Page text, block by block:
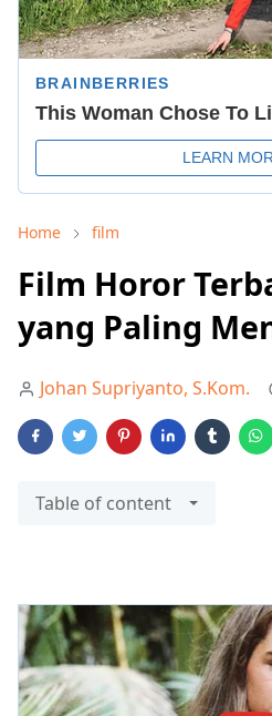
Home film
Film Horor
yang Paling
Johan Supriyanto, S.Kom.
Table of content